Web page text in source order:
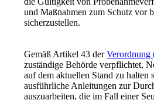
und Maßnahmen zum Schutz vor
sicherzustellen.
Gemäß Artikel 43 derVerordnung
zuständige Behörde verpflichtet,
auf dem aktuellen Stand zu halten
ausführliche Anleitungen zur
auszuarbeiten, die im Fall einer